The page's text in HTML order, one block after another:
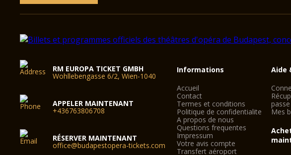
RM EUROPA TICKET GMBH
Wohllebengasse 6/2, Wien-1040
APPELER MAINTENANT
+436763806708
RÉSERVER MAINTENANT
office@budapestopera-tickets.com
Informations
Accueil
Contact
Termes et conditions
Politique de confidentialite
A propos de nous
Questions frequentes
Impressum
Votre avis compte
Transfert aéroport
Aide
passe
Mes